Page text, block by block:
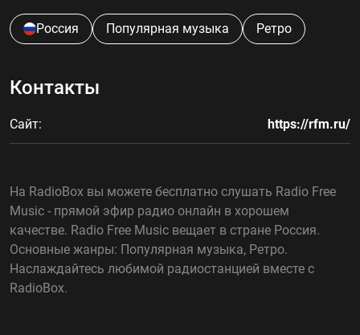
Конфиденциальность
Россия Популярная музыка Ретро
Контакты
Сайт: https://rfm.ru/
На RadioBox вы можете бесплатно слушать Radio Free
Music - прямой эфир радио онлайн в хорошем
качестве. Radio Free Music вещает в стране Россия.
Основные жанры: Популярная музыка, Ретро.
Наслаждайтесь любимой радиостанцией вместе с
RadioBox.